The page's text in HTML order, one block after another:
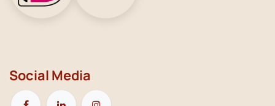
Social Media